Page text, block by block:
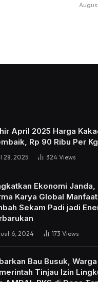
April 2025 Harga
Rp 90 Ribu Per Kg
28, 2025 324 Views
Ekonomi Janda,
Karya Global
Sekam Padi jadi
6, 2024 173 Views
Bau Busuk,
Tinjau Izin